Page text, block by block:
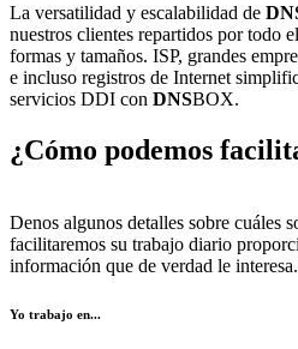
La versatilidad y escalabilidad de
nuestros clientes repartidos por todo
formas y tamaños. ISP, grandes
e incluso registros de Internet
servicios DDI con DNSBOX.
¿Cómo podemos
Denos algunos detalles sobre cuáles
facilitaremos su trabajo diario
información que de verdad le interesa.
Yo trabajo en...